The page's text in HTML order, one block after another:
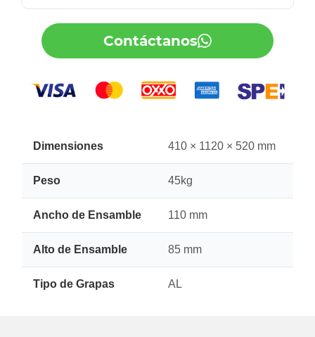
Contáctanos
Dimensiones 410 × 1120 × 520 mm
Peso 45kg
Ancho de Ensamble 110 mm
Alto de Ensamble 85 mm
Tipo de Grapas AL